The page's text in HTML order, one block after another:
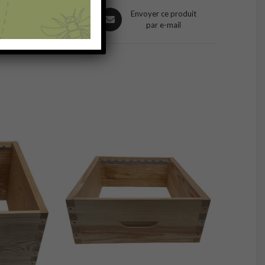
Opens
new
Envoyer ce produit
par e-mail